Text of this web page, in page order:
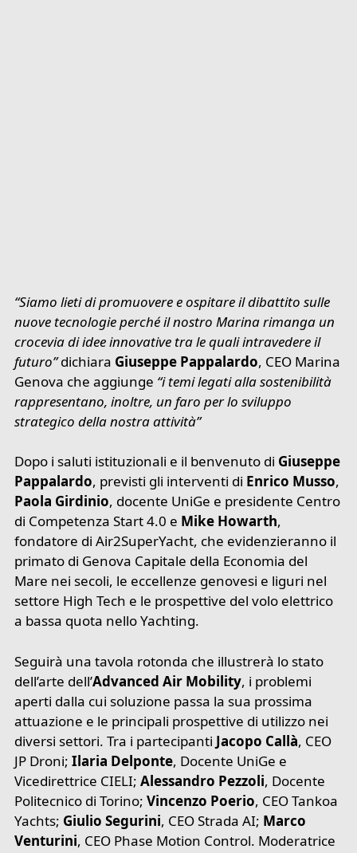
“Siamo lieti di promuovere e ospitare il dibattito sulle
nuove tecnologie perché il nostro Marina rimanga un
crocevia di idee innovative tra le quali intravedere il
futuro”dichiara Giuseppe Pappalardo, CEO Marina
Genova che aggiunge “i temi legati alla sostenibilità
rappresentano, inoltre, un faro per lo sviluppo
strategico della nostra attività”
Dopo i saluti istituzionali e il benvenuto di Giuseppe
Pappalardo, previsti gli interventi di Enrico Musso,
Paola Girdinio, docente UniGe e presidente Centro
di Competenza Start 4.0 e Mike Howarth,
fondatore di Air2SuperYacht, che evidenzieranno il
primato di Genova Capitale della Economia del
Mare nei secoli, le eccellenze genovesi e liguri nel
settore High Tech e le prospettive del volo elettrico
a bassa quota nello Yachting.
Seguirà una tavola rotonda che illustrerà lo stato
dell’arte dell’Advanced Air Mobility, i problemi
aperti dalla cui soluzione passa la sua prossima
attuazione e le principali prospettive di utilizzo nei
diversi settori. Tra i partecipanti Jacopo Callà, CEO
JP Droni;Ilaria Delponte, Docente UniGe e
Vicedirettrice CIELI;Alessandro Pezzoli, Docente
Politecnico di Torino;Vincenzo Poerio, CEO Tankoa
Yachts; Giulio Segurini, CEO Strada AI; Marco
Venturini, CEO Phase Motion Control. Moderatrice